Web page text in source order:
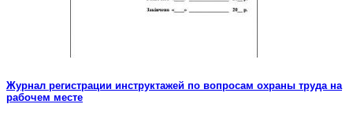
Журнал регистрации инструктажей по вопросам охраны труда на
рабочем месте